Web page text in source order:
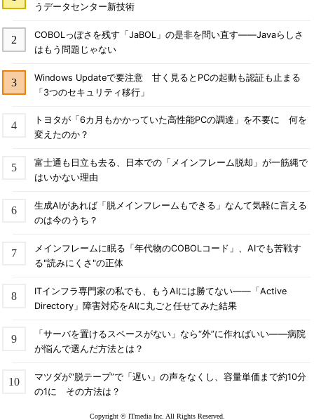
うデータセンター新技術
COBOLっぽさを残す「JaBOL」の是非を問い直す――Javaらしさ
はもう問題じゃない
Windows Updateで要注意 甘く見るとPCの起動も認証も止まる
「3つのセキュリティ移行」
トヨタが「6カ月もかかっていた高性能PCの調達」を不要に 何を
変えたのか？
富士通も日立も去る、日本での「メインフレーム脱却」が一筋縄で
はいかない理由
生成AIがあれば「脱メインフレームもできる」なんて気軽に言える
のは今のうち？
メインフレームに眠る「年代物のCOBOLコード」、AIでも苦戦す
る"読みにくさ"の正体
ITインフラ専門家の私でも、もうAIには勝てない――「Active
Directory」障害対応をAIに丸ごと任せてみた結果
「サーバを置けるスペースがない」なら“外”に作ればいい――病院
が悩んで選んだ方法とは？
マツダが“脱テープ”で「遅い」の声をなくし、容量単価まで約10分
の1に その方法は？
Copyright © ITmedia Inc. All Rights Reserved.